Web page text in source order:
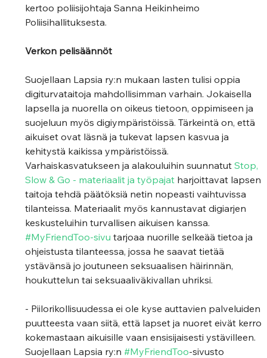
kertoo poliisijohtaja Sanna Heikinheimo
Poliisihallituksesta.
Verkon pelisäännöt
Suojellaan Lapsia ry:n mukaan lasten tulisi oppia
digiturvataitoja mahdollisimman varhain. Jokaisella
lapsella ja nuorella on oikeus tietoon, oppimiseen ja
suojeluun myös digiympäristöissä. Tärkeintä on, että
aikuiset ovat läsnä ja tukevat lapsen kasvua ja
kehitystä kaikissa ympäristöissä.
Varhaiskasvatukseen ja alakouluihin suunnatut Stop,
Slow & Go - materiaalit ja työpajat harjoittavat lapsen
taitoja tehdä päätöksiä netin nopeasti vaihtuvissa
tilanteissa. Materiaalit myös kannustavat digiarjen
keskusteluihin turvallisen aikuisen kanssa.
#MyFriendToo-sivu tarjoaa nuorille selkeää tietoa ja
ohjeistusta tilanteessa, jossa he saavat tietää
ystävänsä jo joutuneen seksuaalisen häirinnän,
houkuttelun tai seksuaaliväkivallan uhriksi.
- Piilorikollisuudessa ei ole kyse auttavien palveluiden
puutteesta vaan siitä, että lapset ja nuoret eivät kerro
kokemastaan aikuisille vaan ensisijaisesti ystävilleen.
Suojellaan Lapsia ry:n #MyFriendToo-sivusto